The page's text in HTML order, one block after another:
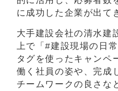
に成功した企業が出て
大手建設会社の清水建
上で「#建設現場の日
タグを使ったキャンペ
働く社員の姿や、完成
チームワークの良さな